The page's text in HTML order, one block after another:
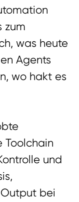
zum
was heute
Agents
wo hakt es
Toolchain
und
Output bei